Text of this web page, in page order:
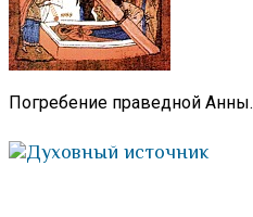
Погребение праведной Анны.
Духовный источник